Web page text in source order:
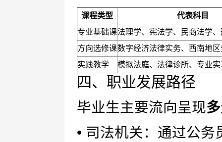
课程类型
代表科目
专业基础课法理学、宪法学、民商法学
方向选修课数字经济法律实务、西南地
实践教学
模拟法庭、法律诊所、专业实
四、职业发展路径
毕业生主要流向呈现
• 司法机关：通过公